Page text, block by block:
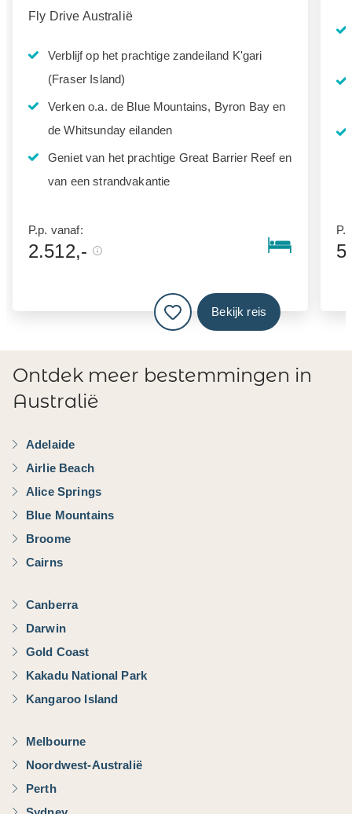
Fly Drive Australië
Verblijf op het prachtige zandeiland K'gari
(Fraser Island)
Verken o.a. de Blue Mountains, Byron Bay en
de Whitsunday eilanden
Geniet van het prachtige Great Barrier Reef en
van een strandvakantie
P.p. vanaf:
2.512,-
Bekijk reis
Ontdek meer bestemmingen in
Australië
Adelaide
Airlie Beach
Alice Springs
Blue Mountains
Broome
Cairns
Canberra
Darwin
Gold Coast
Kakadu National Park
Kangaroo Island
Melbourne
Noordwest-Australië
Perth